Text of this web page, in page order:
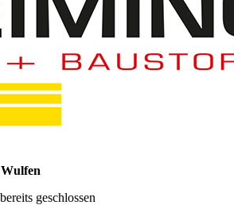
geschlossen